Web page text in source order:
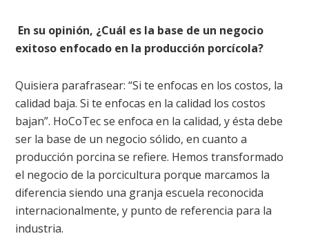
En su opinión, ¿Cuál es la base de un negocio
exitoso enfocado en la producción porcícola?
Quisiera parafrasear: “Si te enfocas en los costos, la
calidad baja. Si te enfocas en la calidad los costos
bajan”. HoCoTec se enfoca en la calidad, y ésta debe
ser la base de un negocio sólido, en cuanto a
producción porcina se refiere. Hemos transformado
el negocio de la porcicultura porque marcamos la
diferencia siendo una granja escuela reconocida
internacionalmente, y punto de referencia para la
industria.